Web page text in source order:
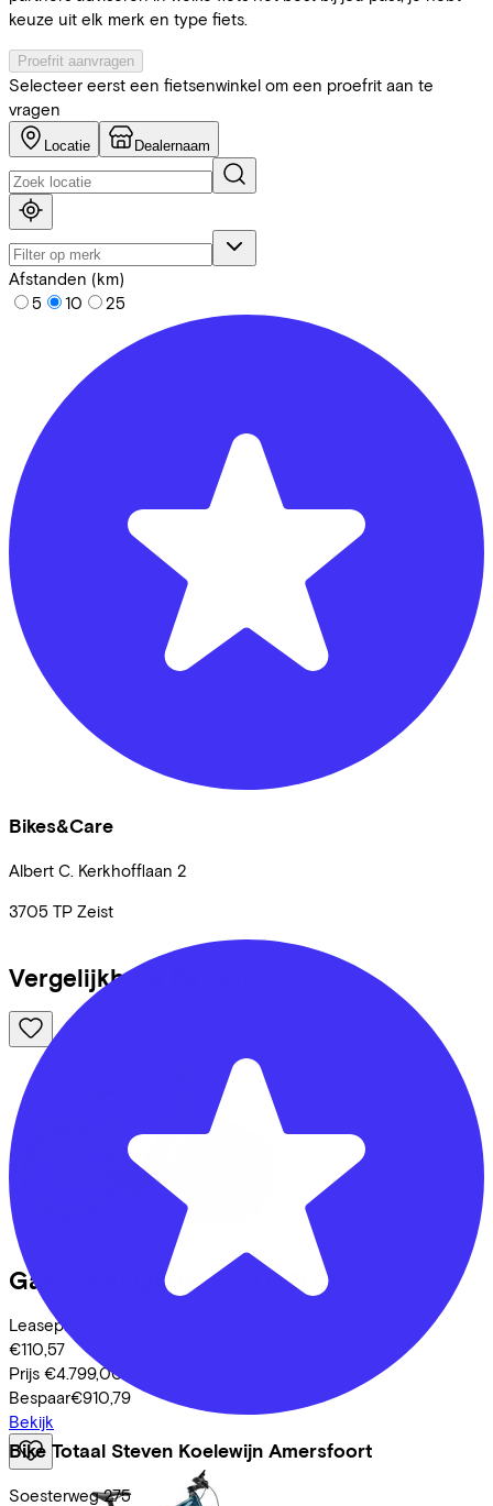
keuze uit elk merk en type fiets.
Proefrit aanvragen
Selecteer eerst een fietsenwinkel om een proefrit aan te
vragen
Locatie Dealernaam
Afstanden (km)
5
10 25
Bikes&Care
Albert C. Kerkhofflaan 2
3705 TP Zeist
Bike Totaal Steven Koelewijn Amersfoort
Soesterweg 275
Vergelijkbare fietsen
Gazelle Avignon C380 (2026)
Leaseprijs p/m vanaf
€110,57
Prijs €4.799,00
Bespaar€910,79
Bekijk